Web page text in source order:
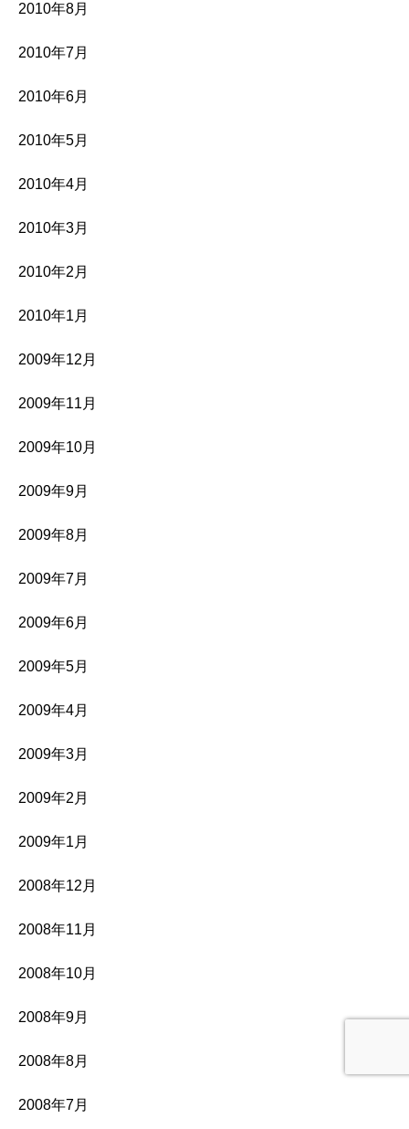
2010年8月
2010年7月
2010年6月
2010年5月
2010年4月
2010年3月
2010年2月
2010年1月
2009年12月
2009年11月
2009年10月
2009年9月
2009年8月
2009年7月
2009年6月
2009年5月
2009年4月
2009年3月
2009年2月
2009年1月
2008年12月
2008年11月
2008年10月
2008年9月
2008年8月
2008年7月